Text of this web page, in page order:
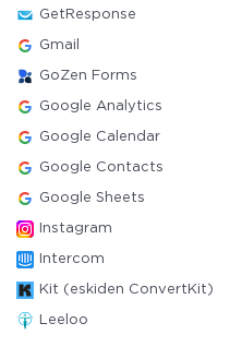
GetResponse
Gmail
GoZen Forms
Google Analytics
Google Calendar
Google Contacts
Google Sheets
Instagram
Intercom
Kit (eskiden ConvertKit)
Leeloo